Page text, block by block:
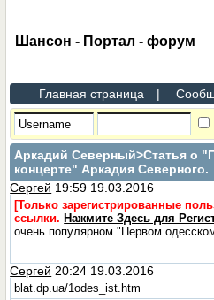
Шансон - Портал - форум
Главная страница |
Аркадий Северный>Статья о
концерте" Аркадия Северного.
Сергей 19:59 19.03.2016
[Только зарегистрированные
ссылки. Нажмите Здесь для
очень популярном "Первом
Сергей 20:24 19.03.2016
blat.dp.ua/1odes_ist.htm